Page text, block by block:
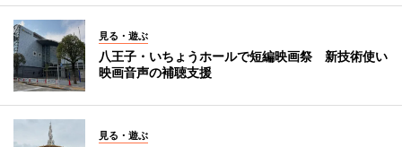
見る・遊ぶ
八王子・いちょうホールで短編映画祭 新技術使い
映画音声の補聴支援
見る・遊ぶ